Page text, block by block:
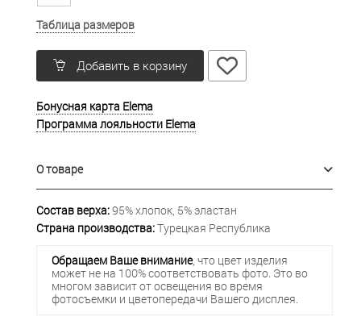
Таблица размеров
Добавить в корзину
Бонусная карта Elema
Программа лояльности Elema
О товаре
Состав верха:95% хлопок, 5% эластан
Страна производства:Турецкая Республика
Обращаем Ваше внимание, что цвет изделия
может не на 100% соответствовать фото. Это во
многом зависит от освещения во время
фотосъемки и цветопередачи Вашего дисплея.